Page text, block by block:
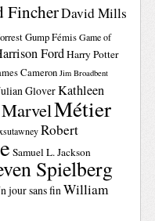
FincherDavid Mills
GumpFémis Game of
FordHarry Potter
Cameron Jim Broadbent
GloverKathleen
MarvelMétier
Robert
Samuel L. Jackson
Spielberg
jour sans finWilliam